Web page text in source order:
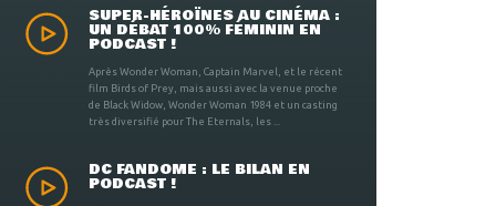
SUPER-HÉROÏNES AU CINÉMA :
UN DÉBAT 100% FÉMININ EN
PODCAST !
Après Wonder Woman, Captain Marvel, et le récent
film Birds of Prey, mais aussi avec la venue proche
de Black Widow, Wonder Woman 1984 et un casting
très diversifié pour The Eternals, les ...
DC FANDOME : LE BILAN EN
PODCAST !